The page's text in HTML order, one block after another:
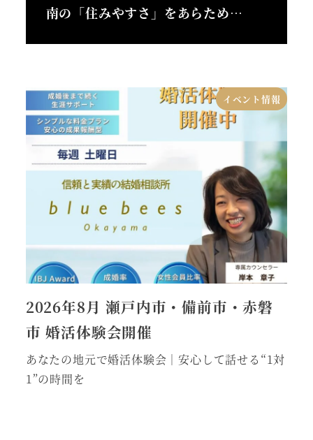
南の「住みやすさ」をあらため…
イベント情報
2026年8月 瀬戸内市・備前市・赤磐
市 婚活体験会開催
あなたの地元で婚活体験会｜安心して話せる“1対
1”の時間を